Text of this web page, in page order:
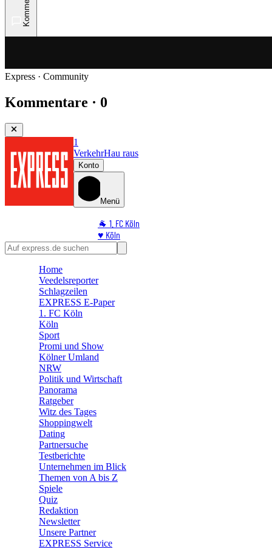
Express · Community
Kommentare · 0
1
VerkehrHau raus
Konto
Menü
🐐 1. FC Köln
♥️ Köln
⭐ Promi
🛒 Shoppingwelt
Home
Veedelsreporter
Schlagzeilen
EXPRESS E-Paper
1. FC Köln
Köln
Sport
Promi und Show
Kölner Umland
NRW
Politik und Wirtschaft
Panorama
Ratgeber
Witz des Tages
Shoppingwelt
Dating
Partnersuche
Testberichte
Unternehmen im Blick
Themen von A bis Z
Spiele
Quiz
Redaktion
Newsletter
Unsere Partner
EXPRESS Service